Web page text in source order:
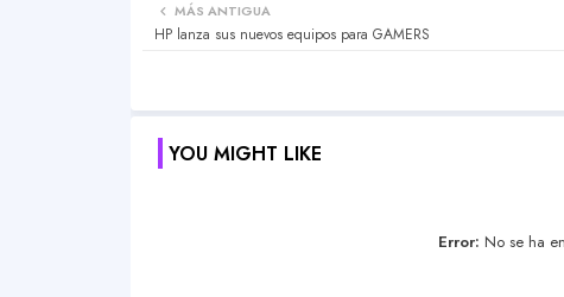
MÁS ANTIGUA
HP lanza sus nuevos equipos para GAMERS
YOU MIGHT LIKE
Error: No se ha